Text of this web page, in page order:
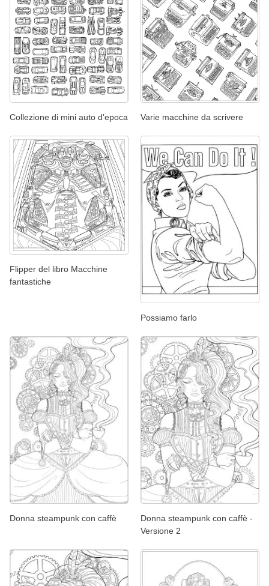
Collezione di mini auto d'epoca Varie macchine da scrivere
Flipper del libro Macchine
fantastiche
Possiamo farlo
Donna steampunk con caffè
Donna steampunk con caffè -
Versione 2